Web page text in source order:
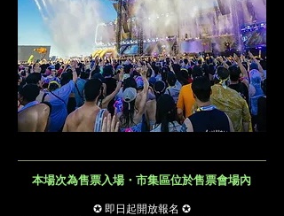
本場次為售票入場・市集區位於售票會場內
✪ 即日起開放報名 ✪